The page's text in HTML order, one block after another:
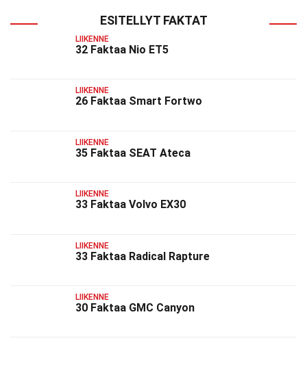
ESITELLYT FAKTAT
LIIKENNE
32 Faktaa Nio ET5
LIIKENNE
26 Faktaa Smart Fortwo
LIIKENNE
35 Faktaa SEAT Ateca
LIIKENNE
33 Faktaa Volvo EX30
LIIKENNE
33 Faktaa Radical Rapture
LIIKENNE
30 Faktaa GMC Canyon